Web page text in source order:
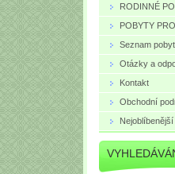
RODINNÉ
POBYTY
Seznam
Otázky a
Kontakt
Obchodní